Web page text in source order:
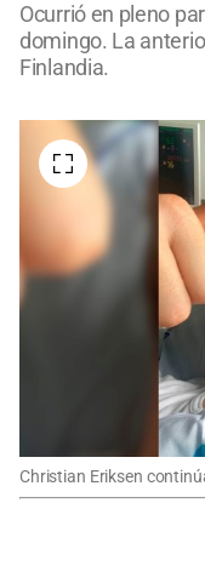
Ocurrió en pleno
domingo. La
Finlandia.
Christian Eriksen